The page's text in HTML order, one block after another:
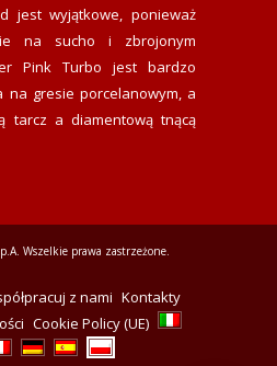
jest wyjątkowe, ponieważ
na sucho i zbrojonym
Pink Turbo jest bardzo
na gresie porcelanowym, a
tarcz a diamentową tnącą
Wszelkie prawa zastrzeżone.
z nami Kontakty
Cookie Policy (UE)